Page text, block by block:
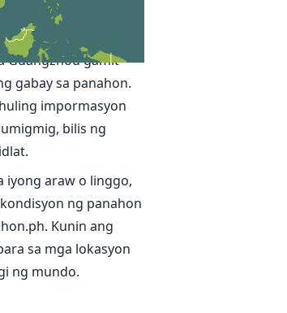
Guangzhou
at tumpak na
Guangzhou gamit
gabay sa panahon.
impormasyon
bilis ng
iyong araw o linggo,
ng panahon
Kunin ang
sa mga lokasyon
ng mundo.